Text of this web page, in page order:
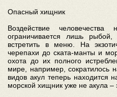
Опасный хищник
Воздействие
ограничивается лишь
встретить в меню. На
черепахи до ската-манты и
охота до их полного
мире, например, сократилось
видов акул теперь находится
морской хищник уже не акула –